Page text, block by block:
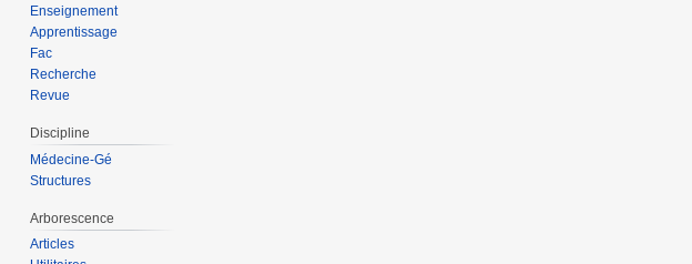
Enseignement
Apprentissage
Fac
Recherche
Revue
Discipline
Médecine-Gé
Structures
Arborescence
Articles